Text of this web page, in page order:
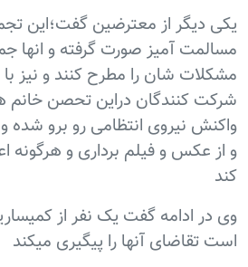
یکی دیگر از معترضین گفت؛این
مسالمت آمیز صورت گرفته و انها
مشکلات شان را مطرح کنند و نیز
شرکت کنندگان دراین تحصن خانم
واکنش نیروی انتظامی رو برو شده
و از عکس و فیلم برداری و
کند
وی در ادامه گفت یک نفر از
است تقاضای آنها را پیگیری میکند